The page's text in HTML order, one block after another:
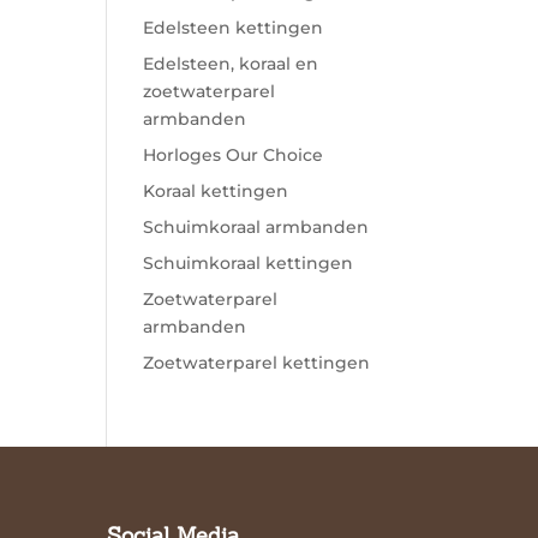
Edelsteen kettingen
Edelsteen, koraal en
zoetwaterparel
armbanden
Horloges Our Choice
Koraal kettingen
Schuimkoraal armbanden
Schuimkoraal kettingen
Zoetwaterparel
armbanden
Zoetwaterparel kettingen